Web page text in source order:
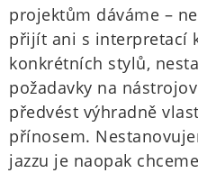
projektům dáváme –
přijít ani s interpretací
konkrétních stylů,
požadavky na
předvést výhradně
přínosem.
jazzu je naopak